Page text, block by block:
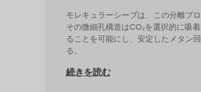
モレキュラーシーブは、この分離プ
その微細孔構造はCO₂を選択的に吸
ることを可能にし、安定したメタン
る。
続きを読む